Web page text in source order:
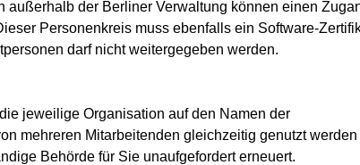
der Berliner Verwaltung können einen
Personenkreis muss ebenfalls ein Software-
darf nicht weitergegeben werden.
jeweilige Organisation auf den Namen der
mehreren Mitarbeitenden gleichzeitig genutzt
Behörde für Sie unaufgefordert erneuert.